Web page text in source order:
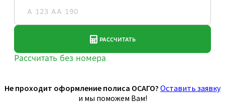
Не проходит оформление полиса ОСАГО? Оставить заявку
и мы поможем Вам!